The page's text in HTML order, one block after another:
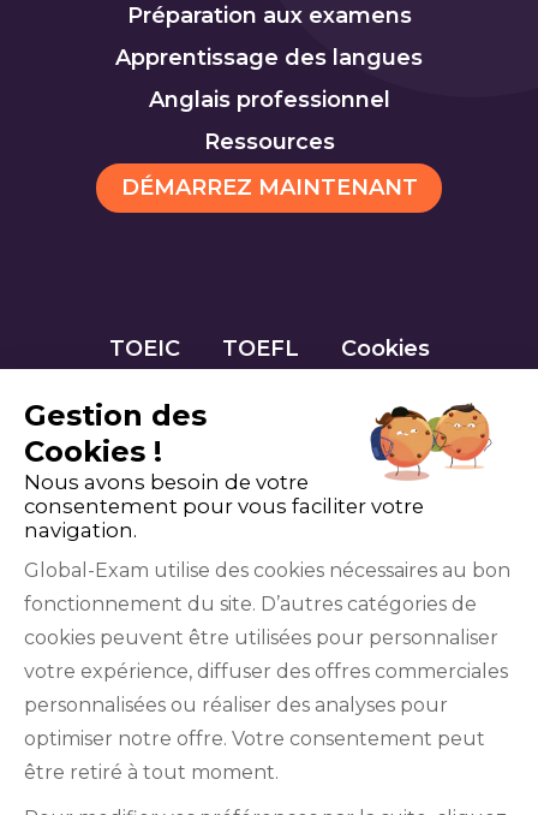
Préparation aux examens
Apprentissage des langues
Anglais professionnel
Ressources
DÉMARREZ MAINTENANT
TOEIC TOEFL Cookies
YouTube
Gestion des
Cookies !
Nous avons besoin de votre
consentement pour vous faciliter votre
navigation.
Global-Exam utilise des cookies nécessaires au bon
fonctionnement du site. D’autres catégories de
cookies peuvent être utilisées pour personnaliser
votre expérience, diffuser des offres commerciales
personnalisées ou réaliser des analyses pour
optimiser notre offre. Votre consentement peut
être retiré à tout moment.